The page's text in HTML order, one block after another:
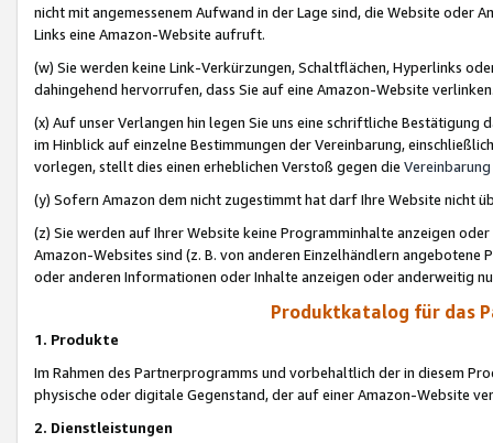
nicht mit angemessenem Aufwand in der Lage sind, die Website oder
Links eine Amazon-Website aufruft.
(w) Sie werden keine Link-Verkürzungen, Schaltflächen, Hyperlinks
dahingehend hervorrufen, dass Sie auf eine Amazon-Website
(x) Auf unser Verlangen hin legen Sie uns eine schriftliche
im Hinblick auf einzelne Bestimmungen der Vereinbarung,
vorlegen, stellt dies einen erheblichen Verstoß gegen die Vereinbarung
(y) Sofern Amazon dem nicht zugestimmt hat darf Ihre Website nicht
(z) Sie werden auf Ihrer Website keine Programminhalte anzeigen
Amazon-Websites sind (z. B. von anderen Einzelhändlern
oder anderen Informationen oder Inhalte anzeigen oder anderweitig
Produktkatalog für das
1. Produkte
Im Rahmen des Partnerprogramms und vorbehaltlich der in diesem
physische oder digitale Gegenstand, der auf einer Amazon-Website
2. Dienstleistungen